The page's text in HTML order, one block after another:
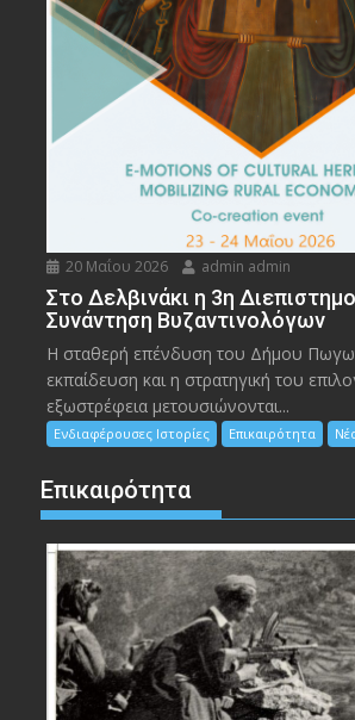
20 Μαΐου 2026 admin admin
Στο Δελβινάκι η 3η
Συνάντηση Βυζαντινολόγων
Η σταθερή επένδυση του Δήμου
εκπαίδευση και η στρατηγική του
εξωστρέφεια μετουσιώνονται...
Ενδιαφέρουσες Ιστορίες Επικαιρότητα
Επικαιρότητα